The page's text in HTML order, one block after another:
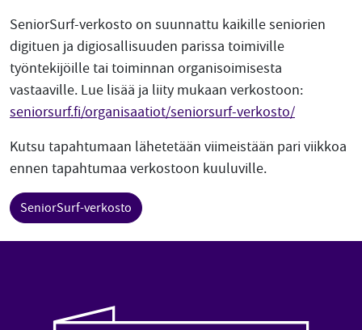
SeniorSurf-verkosto on suunnattu kaikille seniorien
digituen ja digiosallisuuden parissa toimiville
työntekijöille tai toiminnan organisoimisesta
vastaaville. Lue lisää ja liity mukaan verkostoon:
seniorsurf.fi/organisaatiot/seniorsurf-verkosto/
Kutsu tapahtumaan lähetetään viimeistään pari viikkoa
ennen tapahtumaa verkostoon kuuluville.
SeniorSurf-verkosto